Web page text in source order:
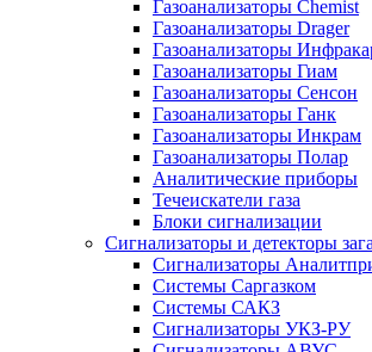
Газоанализаторы Chemist
Газоанализаторы Drager
Газоанализаторы
Газоанализаторы Гиам
Газоанализаторы Сенсон
Газоанализаторы Ганк
Газоанализаторы Инкрам
Газоанализаторы Полар
Аналитические приборы
Течеискатели газа
Блоки сигнализации
Сигнализаторы и детекторы
Сигнализаторы
Системы Саргазком
Системы САКЗ
Сигнализаторы УКЗ-РУ